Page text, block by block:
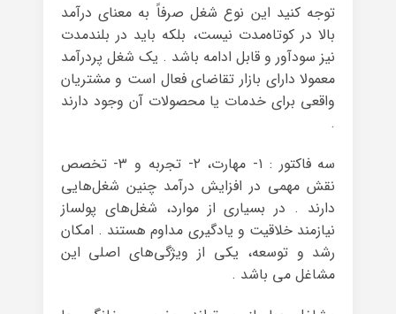
توجه کنید این نوع شغل صرفاً به معنای درآمد
بالا در کوتاه‌مدت نیست، بلکه باید در بلندمدت
نیز سودآور و قابل ادامه باشد . یک شغل پردرآمد
معمولا دارای بازار تقاضای فعال است و مشتریان
واقعی برای خدمات یا محصولات آن وجود دارند
.
سه فاکتور : ۱- مهارت، ۲- تجربه و ۳- تخصص
نقش مهمی در افزایش درآمد چنین شغل‌هایی
دارند . در بسیاری از موارد، شغل‌های پولساز
نیازمند خلاقیت و یادگیری مداوم هستند . امکان
رشد و توسعه، یکی از ویژگی‌های اصلی این
مشاغل می باشد .